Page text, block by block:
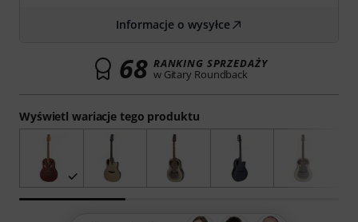
Wyświetl wariacje tego produktu
Informacje o wysyłce
68 RANKING SPRZEDAŻY
w Gitary Roundback